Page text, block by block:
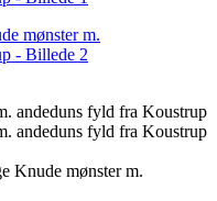
Knude mønster m.